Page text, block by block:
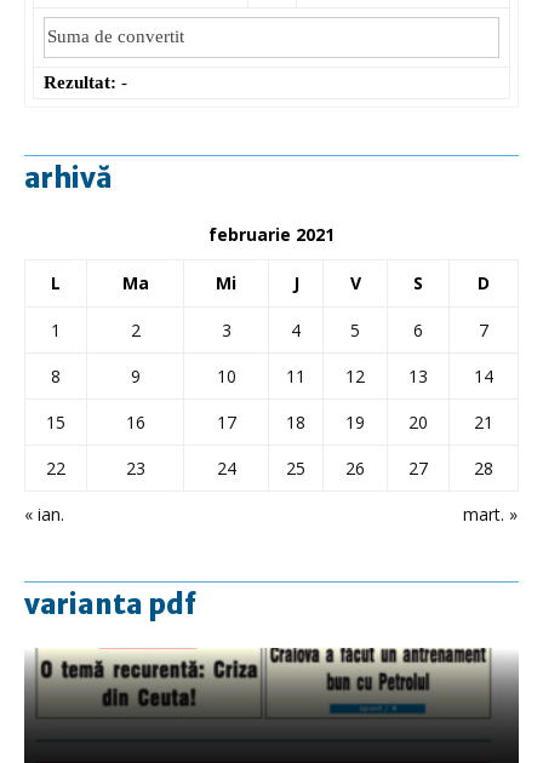
Rezultat: -
arhivă
februarie 2021
L Ma Mi J V S D
« ian. mart. »
1 2 3 4 5 6
7
8
9 10 11 12 13
14
15
16 17 18 19 20
21
22
23 24 25 26 27 28
varianta pdf